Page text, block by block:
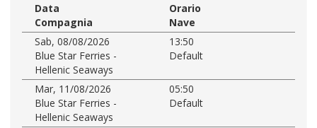
Data
Orario
Compagnia
Nave
Sab, 08/08/2026
13:50
Blue Star Ferries -
Hellenic Seaways
Default
Mar, 11/08/2026
05:50
Blue Star Ferries -
Hellenic Seaways
Default